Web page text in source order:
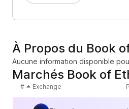
À Propos du Book
Aucune information disponible
Marchés Book of
# Exchange